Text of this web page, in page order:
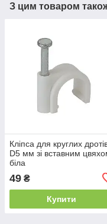
З цим товаром
Кліпса для круглих
D5 мм зі вставним
біла
49 ₴
Купити